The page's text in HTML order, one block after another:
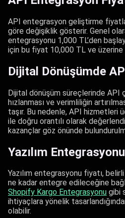
API entegrasyon geliştirme
göre değişiklik gösterir. Genel
entegrasyonu 1,000 TL’den
için bu fiyat 10,000 TL ve üzerine
Dijital Dönüşümde
Dijital dönüşüm süreçlerinde API
hızlanması ve verimliliğin
taşır. Bu nedenle, API hizmetleri
ile doğru orantılı olarak
kazançlar göz önünde
Yazılım
Yazılım entegrasyonu fiyatı,
ne kadar entegre edileceğine
Shopify Kargo Entegrasyonu gibi
ihtiyaçlara yönelik
olabilir.